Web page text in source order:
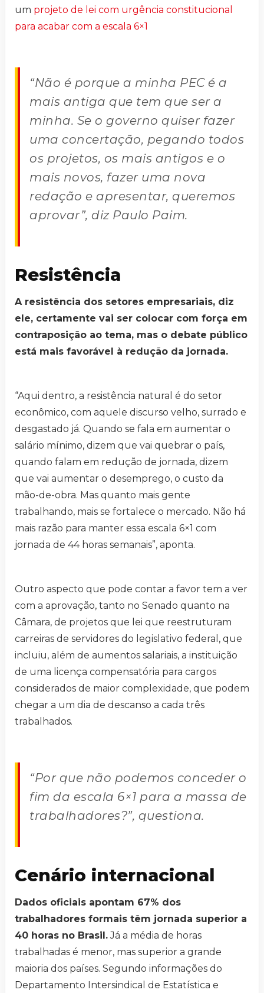
um projeto de lei com urgência constitucional
para acabar com a escala 6×1
“Não é porque a minha PEC é a
mais antiga que tem que ser a
minha. Se o governo quiser fazer
uma concertação, pegando todos
os projetos, os mais antigos e o
mais novos, fazer uma nova
redação e apresentar, queremos
aprovar”, diz Paulo Paim.
Resistência
A resistência dos setores empresariais, diz
ele, certamente vai ser colocar com força em
contraposição ao tema, mas o debate público
está mais favorável à redução da jornada.
“Aqui dentro, a resistência natural é do setor
econômico, com aquele discurso velho, surrado e
desgastado já. Quando se fala em aumentar o
salário mínimo, dizem que vai quebrar o país,
quando falam em redução de jornada, dizem
que vai aumentar o desemprego, o custo da
mão-de-obra. Mas quanto mais gente
trabalhando, mais se fortalece o mercado. Não há
mais razão para manter essa escala 6×1 com
jornada de 44 horas semanais”, aponta.
Outro aspecto que pode contar a favor tem a ver
com a aprovação, tanto no Senado quanto na
Câmara, de projetos que lei que reestruturam
carreiras de servidores do legislativo federal, que
incluiu, além de aumentos salariais, a instituição
de uma licença compensatória para cargos
considerados de maior complexidade, que podem
chegar a um dia de descanso a cada três
trabalhados.
“Por que não podemos conceder o
fim da escala 6×1 para a massa de
trabalhadores?”, questiona.
Cenário internacional
Dados oficiais apontam 67% dos
trabalhadores formais têm jornada superior a
40 horas no Brasil.Já a média de horas
trabalhadas é menor, mas superior a grande
maioria dos países. Segundo informações do
Departamento Intersindical de Estatística e